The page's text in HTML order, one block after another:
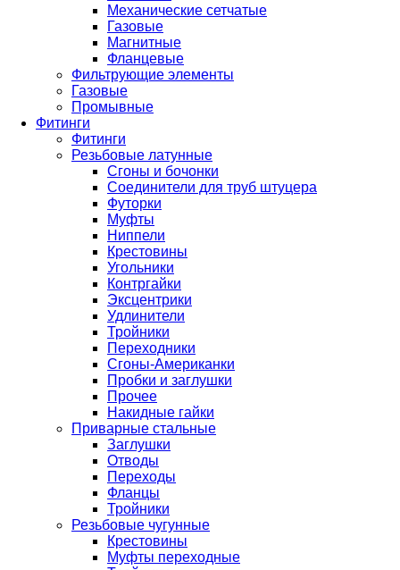
Механические сетчатые
Газовые
Магнитные
Фланцевые
Фильтрующие элементы
Газовые
Промывные
Фитинги
Фитинги
Резьбовые латунные
Сгоны и бочонки
Соединители для труб штуцера
Футорки
Муфты
Ниппели
Крестовины
Угольники
Контргайки
Эксцентрики
Удлинители
Тройники
Переходники
Сгоны-Американки
Пробки и заглушки
Прочее
Накидные гайки
Приварные стальные
Заглушки
Отводы
Переходы
Фланцы
Тройники
Резьбовые чугунные
Крестовины
Муфты переходные